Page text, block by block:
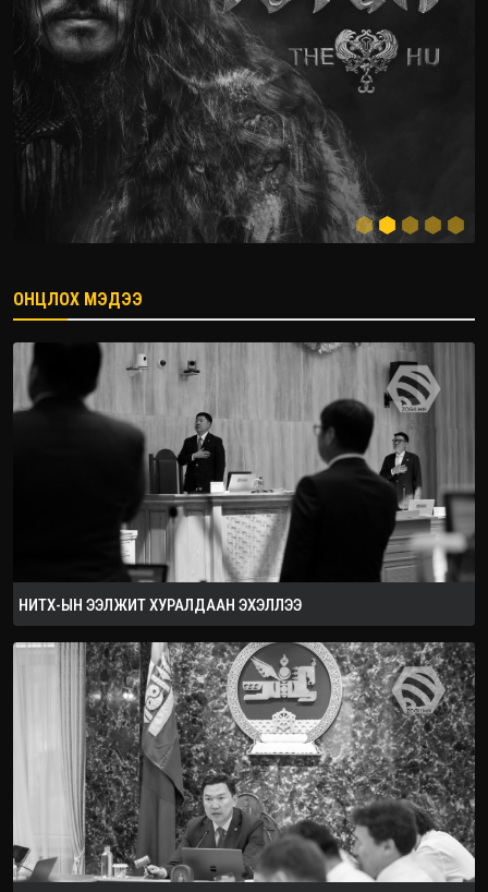
2026.08.08
ОНЦЛОХ МЭДЭЭ
НИТХ-ЫН ЭЭЛЖИТ ХУРАЛДААН ЭХЭЛЛЭЭ